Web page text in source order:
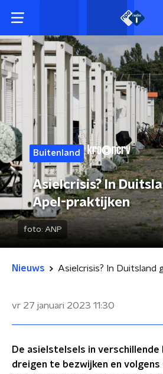
Buitenland
Asielcrisis? In
Apel-praktijken
foto: ANP
Nieuws
vr 27 januari 2023 11:30
De asielstelsels in
dreigen te bezwijken en volgens